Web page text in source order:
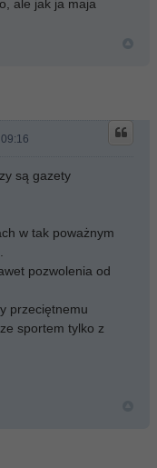
ale jak ja maja
są gazety
w tak poważnym
pozwolenia od
przeciętnemu
sportem tylko z